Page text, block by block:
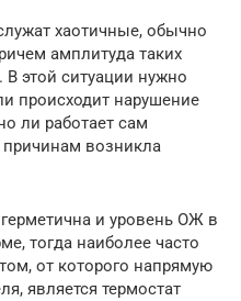
хаотичные, обычно
амплитуда таких
этой ситуации нужно
происходит нарушение
ли работает сам
причинам возникла
и уровень ОЖ в
тогда наиболее часто
от которого напрямую
является термостат